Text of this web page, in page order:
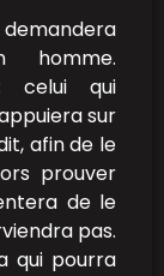
celui qui
sur
afin de le
prouver
de le
pas.
qui pourra